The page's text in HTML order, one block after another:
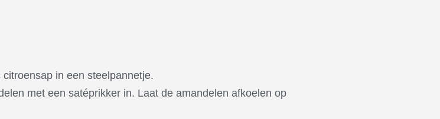
in een steelpannetje.
met een satéprikker in. Laat de amandelen afkoelen op